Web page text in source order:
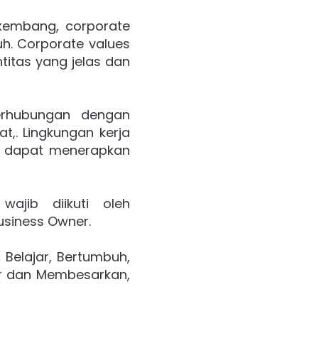
corporate
Corporate values
yang jelas dan
dengan
Lingkungan kerja
menerapkan
diikuti oleh
Owner.
Bertumbuh,
dan Membesarkan,